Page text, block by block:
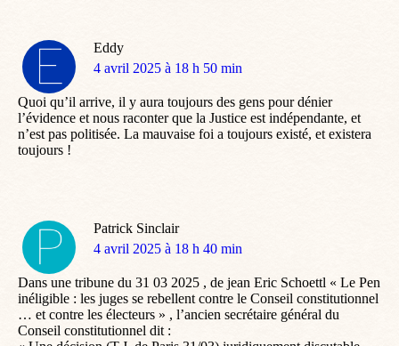
Eddy
dit
4 avril 2025 à 18 h 50 min
Quoi qu’il arrive, il y aura toujours des gens pour dénier
l’évidence et nous raconter que la Justice est indépendante, et
n’est pas politisée. La mauvaise foi a toujours existé, et existera
toujours !
Patrick Sinclair
dit
4 avril 2025 à 18 h 40 min
Dans une tribune du 31 03 2025 , de jean Eric Schoettl « Le Pen
inéligible : les juges se rebellent contre le Conseil constitutionnel
… et contre les électeurs » , l’ancien secrétaire général du
Conseil constitutionnel dit :